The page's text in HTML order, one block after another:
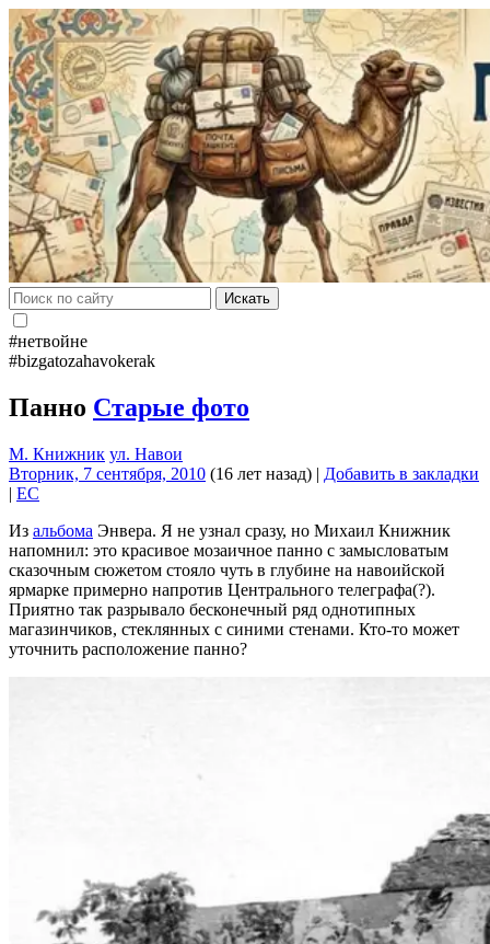
Искать
#нетвойне
#bizgatozahavokerak
Панно Старые фото
М. Книжник ул. Навои
Вторник, 7 сентября, 2010 (16 лет назад) | Добавить в закладки
| EC
Из альбома Энвера. Я не узнал сразу, но Михаил Книжник
напомнил: это красивое мозаичное панно с замысловатым
сказочным сюжетом стояло чуть в глубине на навоийской
ярмарке примерно напротив Центрального телеграфа(?).
Приятно так разрывало бесконечный ряд однотипных
магазинчиков, стеклянных с синими стенами. Кто-то может
уточнить расположение панно?